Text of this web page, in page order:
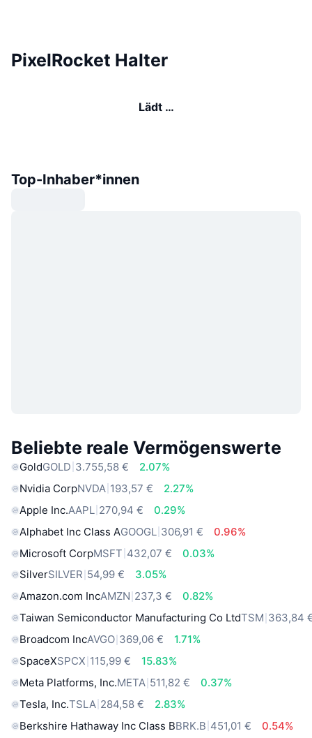
PixelRocket Halter
Lädt …
Top-Inhaber*innen
Beliebte reale Vermögenswerte
GoldGOLD 3.755,58 €
2.07%
Nvidia CorpNVDA 193,57 €
2.27%
Apple Inc.AAPL 270,94 €
0.29%
Alphabet Inc Class AGOOGL 306,91 €
0.96%
Microsoft CorpMSFT 432,07 €
0.03%
SilverSILVER 54,99 €
3.05%
Amazon.com IncAMZN 237,3 €
0.82%
Taiwan Semiconductor Manufacturing Co LtdTSM 363,84
Broadcom IncAVGO 369,06 €
1.71%
SpaceXSPCX 115,99 €
15.83%
Meta Platforms, Inc.META 511,82 €
0.37%
Tesla, Inc.TSLA 284,58 €
2.83%
Berkshire Hathaway Inc Class BBRK.B 451,01 €
0.54%